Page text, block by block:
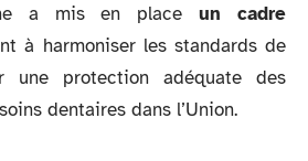
a mis en placeun cadre
à harmoniser les standards de
une protection adéquate des
dentaires dans l’Union.